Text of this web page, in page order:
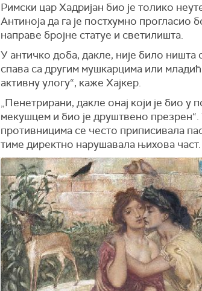
Римски цар Хадријан био је толико
Антиноја да га је постхумно прогласио
направе бројне статуе и светилишта.
У античко доба, дакле, није било
спава са другим мушкарцима или
активну улогу“, каже Хајкер.
„Пенетрирани, дакле онај који је био у
мекушцем и био је друштвено
противницима се често приписивала
тиме директно нарушавала њихова част.